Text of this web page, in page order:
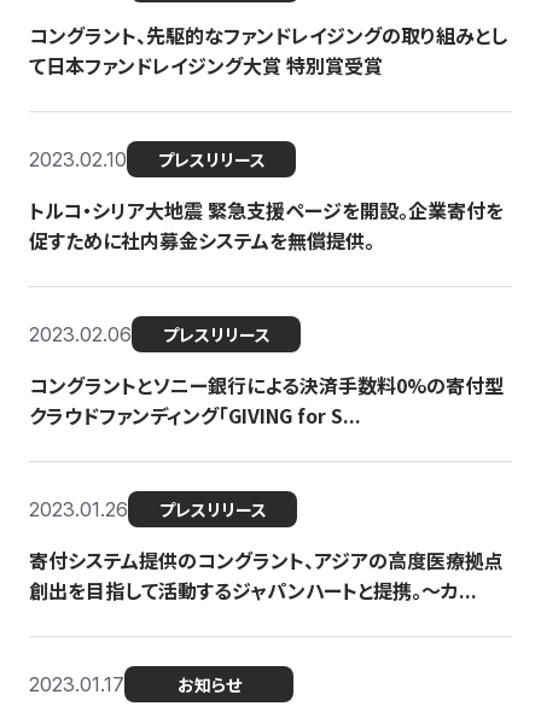
コングラント、先駆的なファンドレイジングの取り組みとし
て日本ファンドレイジング大賞 特別賞受賞
2023.02.10 プレスリリース
トルコ・シリア大地震 緊急支援ページを開設。企業寄付を
促すために社内募金システムを無償提供。
2023.02.06 プレスリリース
コングラントとソニー銀行による決済手数料0%の寄付型
クラウドファンディング「GIVING for S...
2023.01.26 プレスリリース
寄付システム提供のコングラント、アジアの高度医療拠点
創出を目指して活動するジャパンハートと提携。〜カ...
2023.01.17 お知らせ